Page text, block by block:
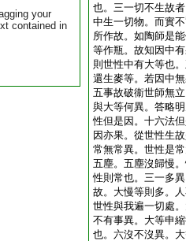
your
contained in
也。三一切不生故
中生一切物。而實
所作故。如陶師是
等作瓶。故知因中
則世性中有大等也
還生麥等。若因中
五事故破衞世師無
與大等何異。答略
性但是因。十六法
因亦果。從世性生
常無常異。世性是
五塵。五塵沒歸慢
性則常也。三一多
故。大慢等則多。
世性與我遍一切處
不有事異。大等申
也。六沒不沒異。